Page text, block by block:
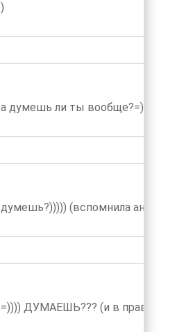
)
а думешь ли ты вообще?=)
думешь?))))) (вспомнила
=)))) ДУМАЕШЬ??? (и в правду